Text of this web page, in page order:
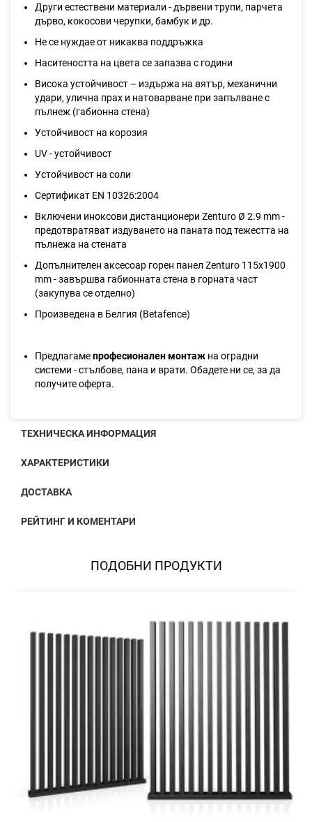
Други естествени материали - дървени трупи, парчета
дърво, кокосови черупки, бамбук и др.
Не се нуждае от никаква поддръжка
Наситеността на цвета се запазва с години
Висока устойчивост – издържа на вятър, механични
удари, улична прах и натоварване при запълване с
пълнеж (габионна стена)
Устойчивост на корозия
UV - устойчивост
Устойчивост на соли
Сертификат EN 10326:2004
Включени иноксови дистанционери Zenturo Ø 2.9 mm -
предотвратяват издуването на паната под тежестта на
пълнежа на стената
Допълнителен аксесоар горен панел Zenturo 115x1900
mm - завършва габионната стена в горната част
(закупува се отделно)
Произведена в Белгия (Betafence)
Предлагамепрофесионален монтаж на оградни
системи - стълбове, пана и врати. Обадете ни се, за да
получите оферта.
ТЕХНИЧЕСКА ИНФОРМАЦИЯ
ХАРАКТЕРИСТИКИ
ДОСТАВКА
РЕЙТИНГ И КОМЕНТАРИ
ПОДОБНИ ПРОДУКТИ